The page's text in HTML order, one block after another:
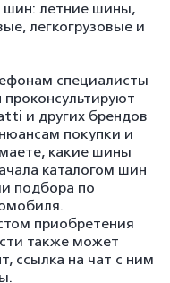
шин: летние шины,
легкогрузовые и
специалисты
и других брендов
покупки и
какие шины
каталогом шин
подбора по
приобретения
также может
ссылка на чат с ним